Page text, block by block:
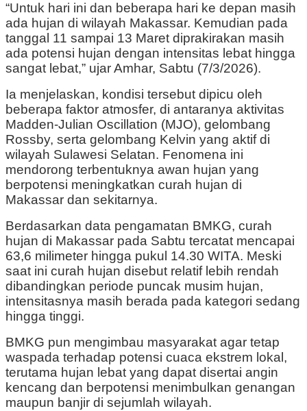
“Untuk hari ini dan beberapa hari ke depan masih
ada hujan di wilayah Makassar. Kemudian pada
tanggal 11 sampai 13 Maret diprakirakan masih
ada potensi hujan dengan intensitas lebat hingga
sangat lebat,” ujar Amhar, Sabtu (7/3/2026).
Ia menjelaskan, kondisi tersebut dipicu oleh
beberapa faktor atmosfer, di antaranya aktivitas
Madden-Julian Oscillation (MJO), gelombang
Rossby, serta gelombang Kelvin yang aktif di
wilayah Sulawesi Selatan. Fenomena ini
mendorong terbentuknya awan hujan yang
berpotensi meningkatkan curah hujan di
Makassar dan sekitarnya.
Berdasarkan data pengamatan BMKG, curah
hujan di Makassar pada Sabtu tercatat mencapai
63,6 milimeter hingga pukul 14.30 WITA. Meski
saat ini curah hujan disebut relatif lebih rendah
dibandingkan periode puncak musim hujan,
intensitasnya masih berada pada kategori sedang
hingga tinggi.
BMKG pun mengimbau masyarakat agar tetap
waspada terhadap potensi cuaca ekstrem lokal,
terutama hujan lebat yang dapat disertai angin
kencang dan berpotensi menimbulkan genangan
maupun banjir di sejumlah wilayah.